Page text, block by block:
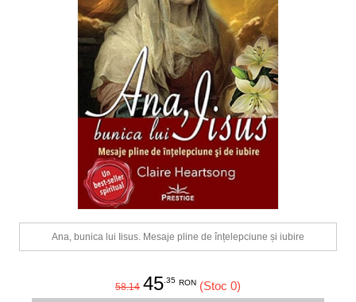
Ana, bunica lui Iisus. Mesaje pline de înțelepciune și iubire
58.14 45.35 RON (Stoc 0)